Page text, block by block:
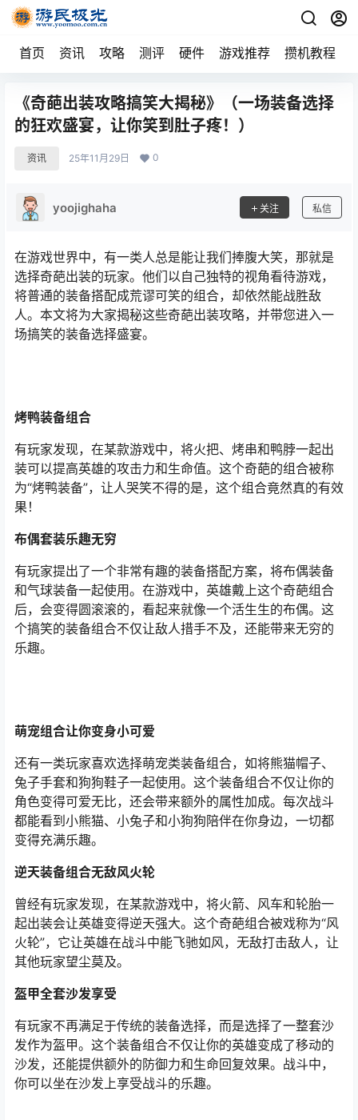
首页 资讯 攻略 测评 硬件 游戏推荐 攒机教程
《奇葩出装攻略搞笑大揭秘》（一场装备选择
的狂欢盛宴，让你笑到肚子疼！）
资讯 25年11月29日 0
yoojighaha 关注 私信
在游戏世界中，有一类人总是能让我们捧腹大笑，那就是
选择奇葩出装的玩家。他们以自己独特的视角看待游戏，
将普通的装备搭配成荒谬可笑的组合，却依然能战胜敌
人。本文将为大家揭秘这些奇葩出装攻略，并带您进入一
场搞笑的装备选择盛宴。
烤鸭装备组合
有玩家发现，在某款游戏中，将火把、烤串和鸭脖一起出
装可以提高英雄的攻击力和生命值。这个奇葩的组合被称
为“烤鸭装备”，让人哭笑不得的是，这个组合竟然真的有效
果！
布偶套装乐趣无穷
有玩家提出了一个非常有趣的装备搭配方案，将布偶装备
和气球装备一起使用。在游戏中，英雄戴上这个奇葩组合
后，会变得圆滚滚的，看起来就像一个活生生的布偶。这
个搞笑的装备组合不仅让敌人措手不及，还能带来无穷的
乐趣。
萌宠组合让你变身小可爱
还有一类玩家喜欢选择萌宠类装备组合，如将熊猫帽子、
兔子手套和狗狗鞋子一起使用。这个装备组合不仅让你的
角色变得可爱无比，还会带来额外的属性加成。每次战斗
都能看到小熊猫、小兔子和小狗狗陪伴在你身边，一切都
变得充满乐趣。
逆天装备组合无敌风火轮
曾经有玩家发现，在某款游戏中，将火箭、风车和轮胎一
起出装会让英雄变得逆天强大。这个奇葩组合被戏称为“风
火轮”，它让英雄在战斗中能飞驰如风，无敌打击敌人，让
其他玩家望尘莫及。
盔甲全套沙发享受
有玩家不再满足于传统的装备选择，而是选择了一整套沙
发作为盔甲。这个装备组合不仅让你的英雄变成了移动的
沙发，还能提供额外的防御力和生命回复效果。战斗中，
你可以坐在沙发上享受战斗的乐趣。